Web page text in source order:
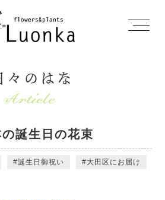
々のはな
誕生日の花束
誕生日御祝い 大田区にお届け